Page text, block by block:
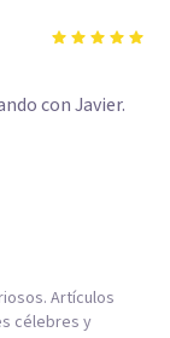
con Javier.
Artículos
célebres y